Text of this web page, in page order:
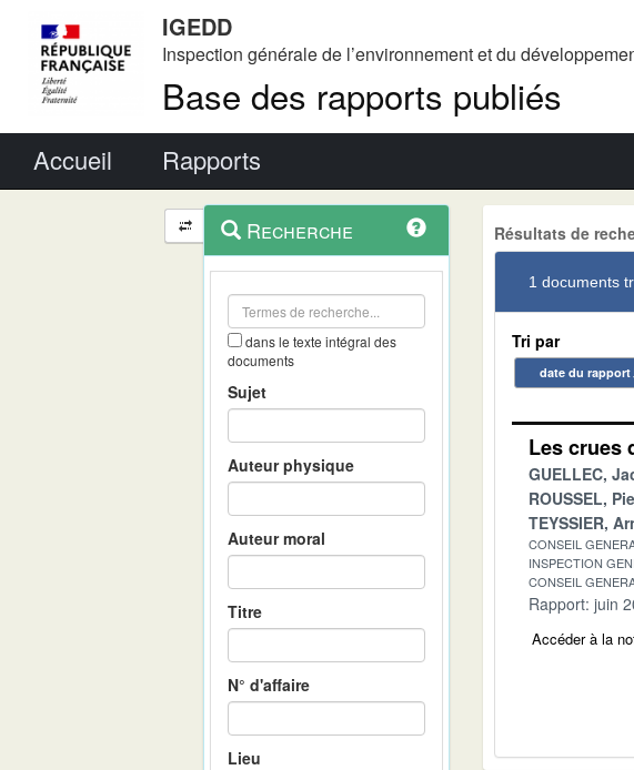
IGEDD
Inspection générale de l’environnement et du
Base des rapports publiés
Accueil Rapports
Navigation
et
outils
contextuel
Recherche
dans le texte intégral des
documents
Sujet
Auteur physique
Auteur moral
Titre
N° d'affaire
Lieu
Résultats de
1 documents
Tri par
date du rapport
Les crues
GUELLEC,
ROUSSEL,
TEYSSIER,
CONSEIL
INSPECTION
CONSEIL
Rapport: juin
Accéder à la